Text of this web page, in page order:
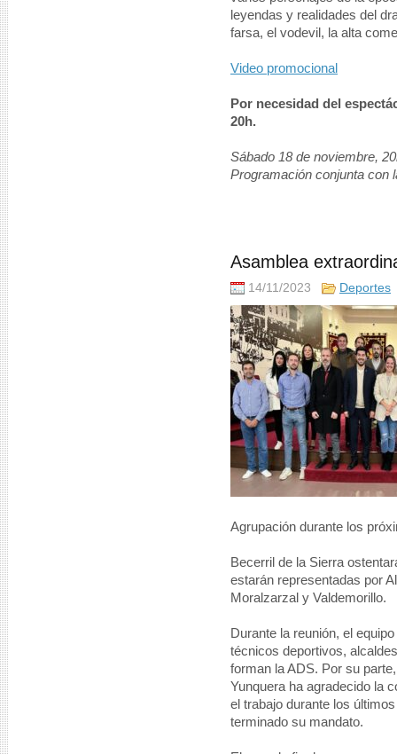
leyendas y realidades del
farsa, el vodevil, la alta
Video promocional
Por necesidad del
20h.
Sábado 18 de noviembre,
Programación conjunta con
Asamblea
14/11/2023 Deportes
Agrupación durante los
Becerril de la Sierra
estarán representadas por
Moralzarzal y Valdemorillo.
Durante la reunión, el
técnicos deportivos,
forman la ADS. Por su
Yunquera ha agradecido la
el trabajo durante los
terminado su mandato.